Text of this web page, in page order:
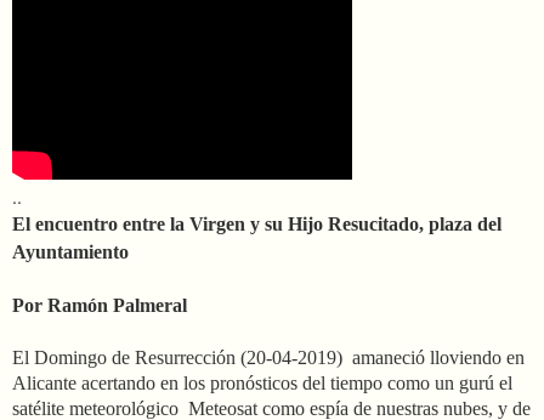
..
El encuentro entre la Virgen y su Hijo Resucitado, plaza del
Ayuntamiento
Por Ramón Palmeral
El Domingo de Resurrección (20-04-2019) amaneció lloviendo en
Alicante acertando en los pronósticos del tiempo como un gurú el
satélite meteorológico Meteosat como espía de nuestras nubes, y de